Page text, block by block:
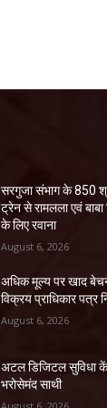
सरगुजा संभाग के 850
ट्रेन से रामलला एवं
के लिए रवाना
August 6, 2026
अधिक मूल्य पर खाद
विक्रय प्राधिकार पत्र
August 6, 2026
अटल डिजिटल सुविधा
भरोसेमंद साथी